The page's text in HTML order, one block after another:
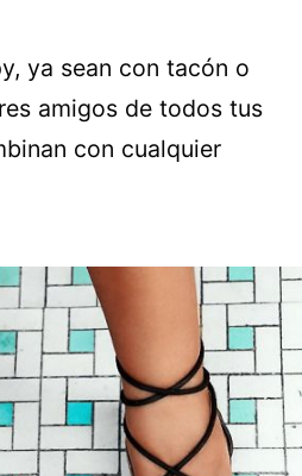
ya sean con tacón o
amigos de todos tus
con cualquier